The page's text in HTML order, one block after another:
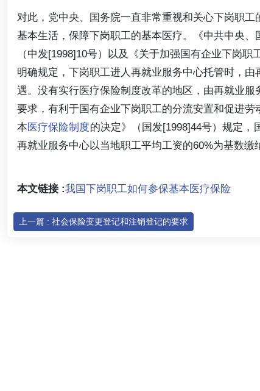
对此，党中央、国务院一直非常重视和关心下岗职
基本生活，保障下岗职工的基本医疗。《中共中央
（中发[1998]10号）以及《关于加强国有企业下岗
明确规定，下岗职工进人再就业服务中心托管时，
遇。没有实行医疗保险制度改革的地区，由再就业
要求，有利于国有企业下岗职工的分流安置和促进
本医疗保险制度的决定》（国发[1998]44号）规定
再就业服务中心以当地职工平均工资的60%为基数缴
本文链接 :我国下岗职工如何参保基本医疗保险
上一篇 : 社会保险变更登记和注销登记的要求